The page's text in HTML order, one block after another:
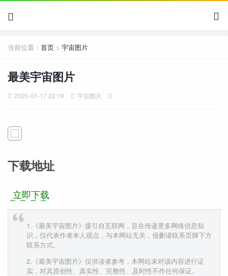
✕
当前位置： 首页 > 宇宙图片
最美宇宙图片
2020-01-17 22:19 宇宙图片
下载地址
立即下载
1.《最美宇宙图片》援引自互联网，旨在传递更多网络信息知
识，仅代表作者本人观点，与本网站无关，侵删请联系页脚下方
联系方式。
2.《最美宇宙图片》仅供读者参考，本网站未对该内容进行证
实，对其原创性、真实性、完整性、及时性不作任何保证。